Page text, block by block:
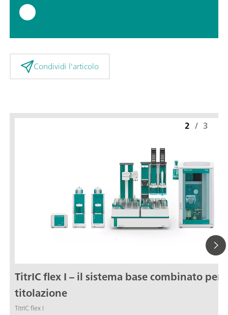
Condividi l'articolo
TitrIC flex I – il sistema base combinato per
titolazione
TitrIC flex I
2 / 3